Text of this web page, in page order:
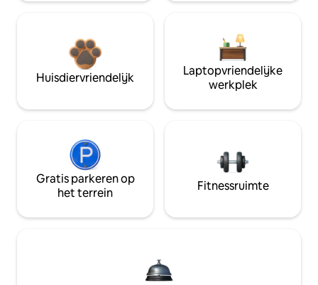
Huisdiervriendelijk
Laptopvriendelijke
werkplek
Gratis parkeren op
het terrein
Fitnessruimte